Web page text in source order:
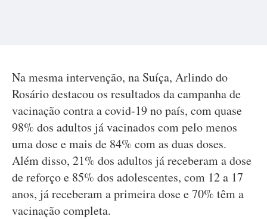
Na mesma intervenção, na Suíça, Arlindo do
Rosário destacou os resultados da campanha de
vacinação contra a covid-19 no país, com quase
98% dos adultos já vacinados com pelo menos
uma dose e mais de 84% com as duas doses.
Além disso, 21% dos adultos já receberam a dose
de reforço e 85% dos adolescentes, com 12 a 17
anos, já receberam a primeira dose e 70% têm a
vacinação completa.